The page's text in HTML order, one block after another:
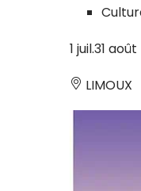
1 juil.31 août
LIMOUX